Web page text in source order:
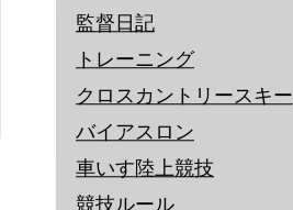
監督日記
トレーニング
クロスカントリースキー
バイアスロン
車いす陸上競技
競技ルール